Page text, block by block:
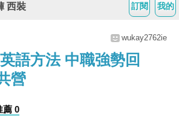
我的
訂閱
西裝
wukay2762ie
語方法 中職強勢回
營
薦 0